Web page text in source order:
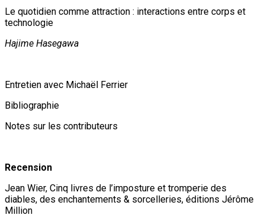
Le quotidien comme attraction : interactions entre corps et
technologie
Hajime Hasegawa
Entretien avec Michaël Ferrier
Bibliographie
Notes sur les contributeurs
Recension
Jean Wier, Cinq livres de l’imposture et tromperie des
diables, des enchantements & sorcelleries, éditions Jérôme
Million